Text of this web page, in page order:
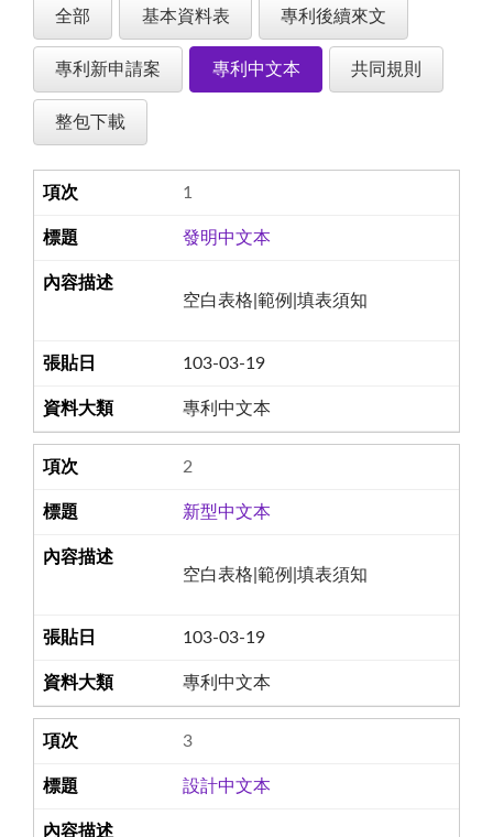
全部 基本資料表 專利後續來文
專利新申請案 專利中文本 共同規則
整包下載
1
發明中文本
空白表格|範例|填表須知
103-03-19
專利中文本
2
新型中文本
空白表格|範例|填表須知
103-03-19
專利中文本
3
設計中文本